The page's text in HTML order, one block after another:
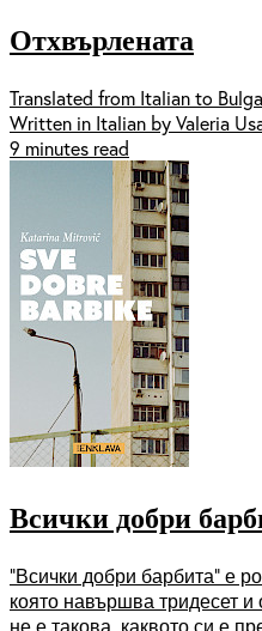
Отхвърлената
Translated from Italian to
Written in Italian by Valeria
9 minutes read
Всички добри
"Всички добри барбита" е
която навършва тридесет
не е такова, каквото си е